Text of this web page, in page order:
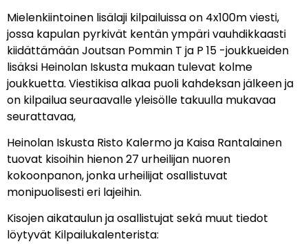
Mielenkiintoinen lisälaji kilpailuissa on 4x100m viesti,
jossa kapulan pyrkivät kentän ympäri vauhdikkaasti
kiidättämään Joutsan Pommin T ja P 15 -joukkueiden
lisäksi Heinolan Iskusta mukaan tulevat kolme
joukkuetta. Viestikisa alkaa puoli kahdeksan jälkeen ja
on kilpailua seuraavalle yleisölle takuulla mukavaa
seurattavaa,
Heinolan Iskusta Risto Kalermo ja Kaisa Rantalainen
tuovat kisoihin hienon 27 urheilijan nuoren
kokoonpanon, jonka urheilijat osallistuvat
monipuolisesti eri lajeihin.
Kisojen aikataulun ja osallistujat sekä muut tiedot
löytyvät Kilpailukalenterista: